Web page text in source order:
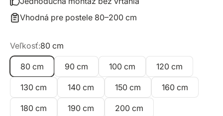
Vhodná pre postele 80–200 cm
Veľkosť:80 cm
80 cm 90 cm 100 cm 120 cm
130 cm 140 cm 150 cm 160 cm
180 cm 190 cm 200 cm